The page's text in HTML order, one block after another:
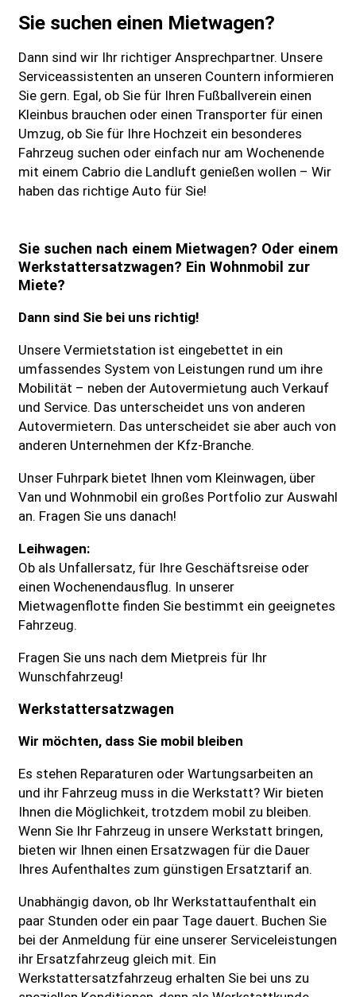
Sie suchen einen Mietwagen?
Dann sind wir Ihr richtiger Ansprechpartner. Unsere
Serviceassistenten an unseren Countern informieren
Sie gern. Egal, ob Sie für Ihren Fußballverein einen
Kleinbus brauchen oder einen Transporter für einen
Umzug, ob Sie für Ihre Hochzeit ein besonderes
Fahrzeug suchen oder einfach nur am Wochenende
mit einem Cabrio die Landluft genießen wollen – Wir
haben das richtige Auto für Sie!
Sie suchen nach einem Mietwagen? Oder einem
Werkstattersatzwagen? Ein Wohnmobil zur
Miete?
Dann sind Sie bei uns richtig!
Unsere Vermietstation ist eingebettet in ein
umfassendes System von Leistungen rund um ihre
Mobilität – neben der Autovermietung auch Verkauf
und Service. Das unterscheidet uns von anderen
Autovermietern. Das unterscheidet sie aber auch von
anderen Unternehmen der Kfz-Branche.
Unser Fuhrpark bietet Ihnen vom Kleinwagen, über
Van und Wohnmobil ein großes Portfolio zur Auswahl
an. Fragen Sie uns danach!
Leihwagen:
Ob als Unfallersatz, für Ihre Geschäftsreise oder
einen Wochenendausflug. In unserer
Mietwagenflotte finden Sie bestimmt ein geeignetes
Fahrzeug.
Fragen Sie uns nach dem Mietpreis für Ihr
Wunschfahrzeug!
Werkstattersatzwagen
Wir möchten, dass Sie mobil bleiben
Es stehen Reparaturen oder Wartungsarbeiten an
und ihr Fahrzeug muss in die Werkstatt? Wir bieten
Ihnen die Möglichkeit, trotzdem mobil zu bleiben.
Wenn Sie Ihr Fahrzeug in unsere Werkstatt bringen,
bieten wir Ihnen einen Ersatzwagen für die Dauer
Ihres Aufenthaltes zum günstigen Ersatztarif an.
Unabhängig davon, ob Ihr Werkstattaufenthalt ein
paar Stunden oder ein paar Tage dauert. Buchen Sie
bei der Anmeldung für eine unserer Serviceleistungen
ihr Ersatzfahrzeug gleich mit. Ein
Werkstattersatzfahrzeug erhalten Sie bei uns zu